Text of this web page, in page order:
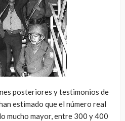
posteriores y testimonios de
estimado que el número real
mucho mayor, entre 300 y 400